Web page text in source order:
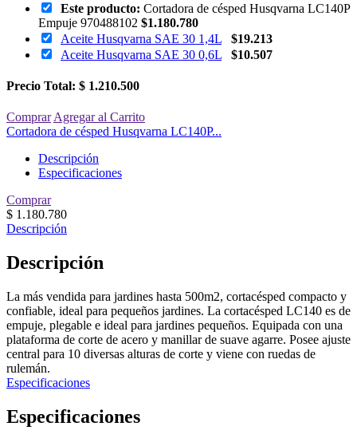
Este producto: Cortadora de césped Husqvarna LC140P
Empuje 970488102 $1.180.780
Aceite Husqvarna SAE 30 1,4L
$19.213
Aceite Husqvarna SAE 30 0,6L
$10.507
Precio Total: $ 1.210.500
Comprar Agregar al Carrito
Cortadora de césped Husqvarna LC140P...
Descripción
Especificaciones
Comprar
$ 1.180.780
Descripción
Descripción
La más vendida para jardines hasta 500m2, cortacésped compacto y
confiable, ideal para pequeños jardines. La cortacésped LC140 es de
empuje, plegable e ideal para jardines pequeños. Equipada con una
plataforma de corte de acero y manillar de suave agarre. Posee ajuste
central para 10 diversas alturas de corte y viene con ruedas de
rulemán.
Especificaciones
Especificaciones